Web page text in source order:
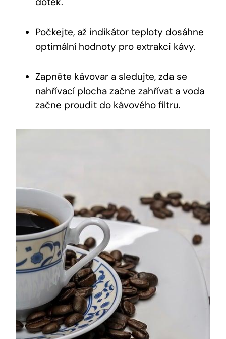
Počkejte, až indikátor teploty dosáhne
optimální hodnoty pro extrakci kávy.
Zapněte kávovar a sledujte, zda se
nahřívací plocha začne zahřívat a voda
začne proudit do kávového filtru.